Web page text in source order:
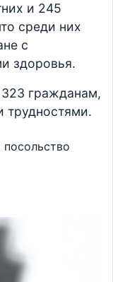
и 245
среди них
с
здоровья.
гражданам,
трудностями.
посольство